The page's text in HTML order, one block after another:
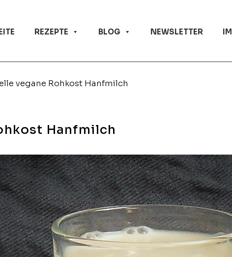
REZEPTE BLOG NEWSLETTER
vegane Rohkost Hanfmilch
Hanfmilch